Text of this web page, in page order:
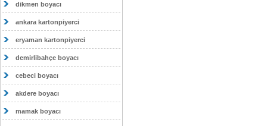
dikmen boyacı
ankara kartonpiyerci
eryaman kartonpiyerci
demirlibahçe boyacı
cebeci boyacı
akdere boyacı
mamak boyacı